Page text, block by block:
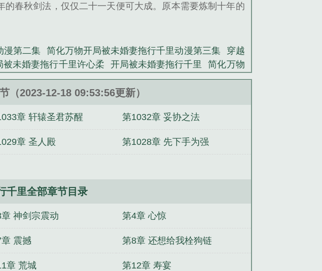
春秋剑法，仅仅二十一天便可大成。原本需要炼制十年的
问从一个奴隶觉醒，成为至高天帝，只手遮天！...
创作的玄幻类小说。
漫第二集 简化万物开局被未婚妻拖行千里动漫第三集
穿越
被未婚妻拖行千里许心柔 开局被未婚妻拖行千里
简化万物
简化万物开局被未婚妻拖行千里许心柔结局 简化万物的 简
化万物开局被未婚妻拖行千里 月愁眠
来 异现场调查科1：时空痕 异现场调查科前传2：追梦
笛卷
（2023-12-18 09:53:56更新）
章 轩辕圣君苏醒 第1032章 妥协之法
章 圣人殿 第1028章 先下手为强
千里全部章节目录
神剑宗震动 第4章 心惊
震撼 第8章 还想给我栓狗链
章 荒城 第12章 寿宴